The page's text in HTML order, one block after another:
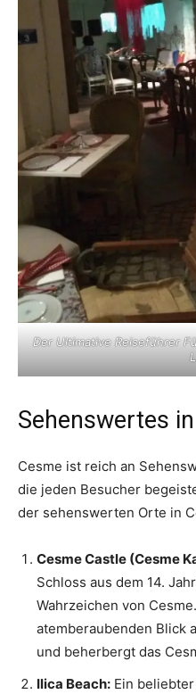
Der Ultimative Reiseführer
Sehenswertes
Cesme ist reich an
die jeden Besucher
der sehenswerten Orte in
Cesme Castle (Cesme
Schloss aus dem 14.
Wahrzeichen von
atemberaubenden Blick
und beherbergt das
Ilica Beach: Ein